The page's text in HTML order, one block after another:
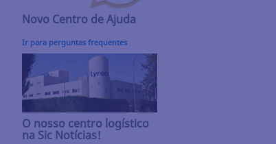
Novo Centro de Ajuda
Ir para perguntas frequentes
O nosso centro logístico
na Sic Notícias!